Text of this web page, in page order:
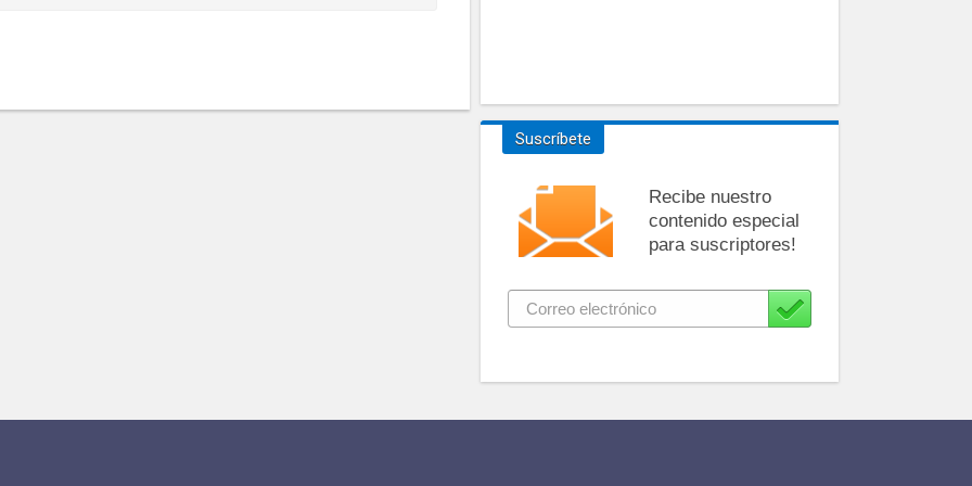
Suscríbete
Recibe nuestro
contenido especial
para suscriptores!